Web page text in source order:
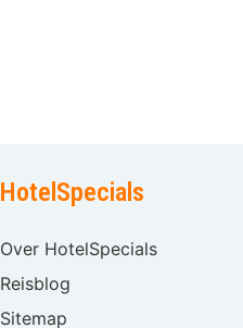
HotelSpecials
Over HotelSpecials
Reisblog
Sitemap